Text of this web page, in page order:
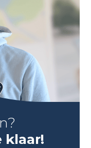
klaar!